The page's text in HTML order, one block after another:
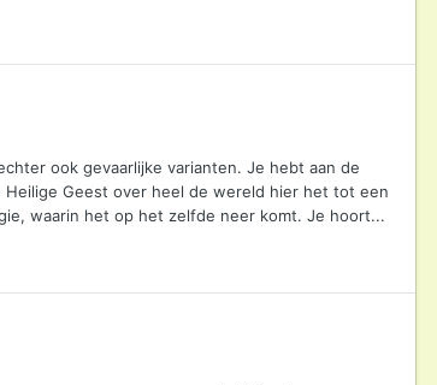
ook gevaarlijke varianten. Je hebt aan de
Geest over heel de wereld hier het tot een
waarin het op het zelfde neer komt. Je hoort...